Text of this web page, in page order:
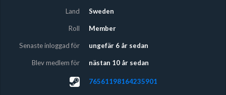
Land Sweden
Roll Member
Senaste inloggad för ungefär 6 år sedan
Blev medlem för nästan 10 år sedan
76561198164235901